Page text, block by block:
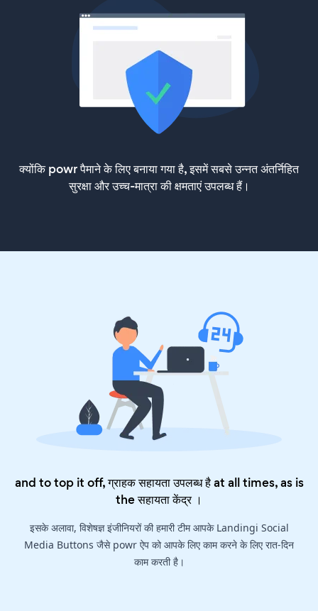
क्योंकि powr पैमाने के लिए बनाया गया है, इसमें सबसे उन्नत अंतर्निहित
सुरक्षा और उच्च-मात्रा की क्षमताएं उपलब्ध हैं।
and to top it off, ग्राहक सहायता उपलब्ध है at all times, as is
theसहायता केंद्र।
इसके अलावा, विशेषज्ञ इंजीनियरों की हमारी टीम आपके Landingi Social
Media Buttons जैसे powr ऐप को आपके लिए काम करने के लिए रात-दिन
काम करती है।